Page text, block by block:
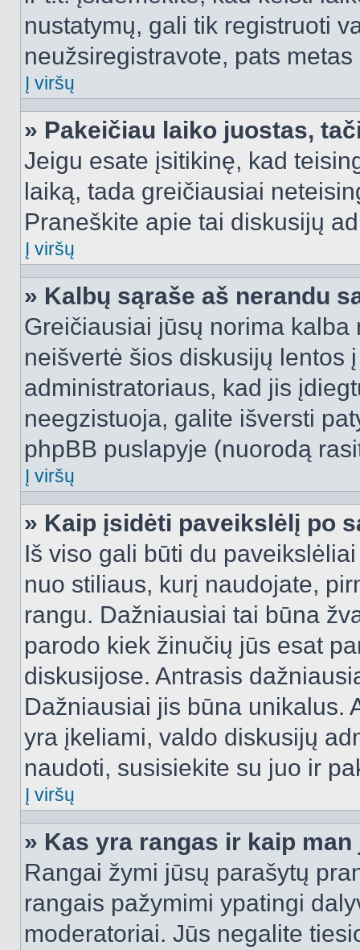
nustatymų, gali tik registruoti
neužsiregistravote, pats
Į viršų
» Pakeičiau laiko juostas,
Jeigu esate įsitikinę, kad
laiką, tada greičiausiai
Praneškite apie tai diskusijų
Į viršų
» Kalbų sąraše aš nerandu
Greičiausiai jūsų norima
neišvertė šios diskusijų lentos
administratoriaus, kad jis
neegzistuoja, galite išversti
phpBB puslapyje (nuorodą
Į viršų
» Kaip įsidėti paveikslėlį po
Iš viso gali būti du
nuo stiliaus, kurį naudojate,
rangu. Dažniausiai tai būna
parodo kiek žinučių jūs esat
diskusijose. Antrasis
Dažniausiai jis būna unikalus.
yra įkeliami, valdo diskusijų
naudoti, susisiekite su juo ir
Į viršų
» Kas yra rangas ir kaip
Rangai žymi jūsų parašytų
rangais pažymimi ypatingi
moderatoriai. Jūs negalite